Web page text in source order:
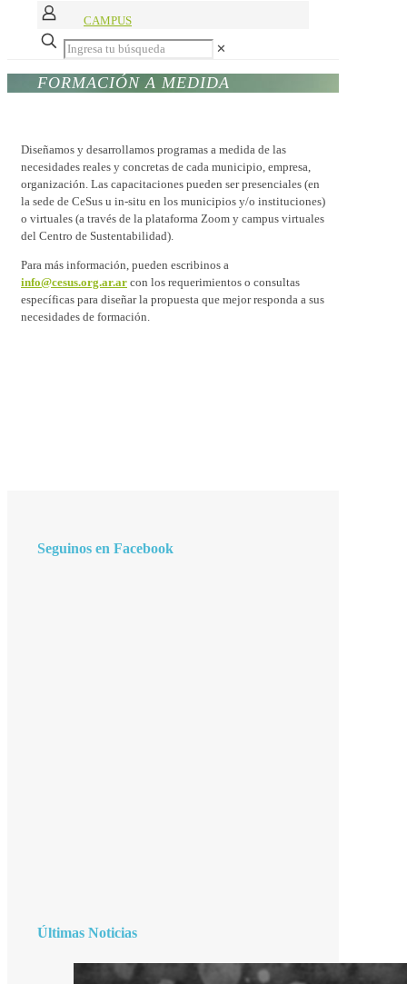
CAMPUS
✕
FORMACIÓN A MEDIDA
Diseñamos y desarrollamos programas a medida de las
necesidades reales y concretas de cada municipio, empresa,
organización. Las capacitaciones pueden ser presenciales (en
la sede de CeSus u in-situ en los municipios y/o instituciones)
o virtuales (a través de la plataforma Zoom y campus virtuales
del Centro de Sustentabilidad).
Para más información, pueden escribinos a
info@cesus.org.ar.ar con los requerimientos o consultas
específicas para diseñar la propuesta que mejor responda a sus
necesidades de formación.
Seguinos en Facebook
Últimas Noticias